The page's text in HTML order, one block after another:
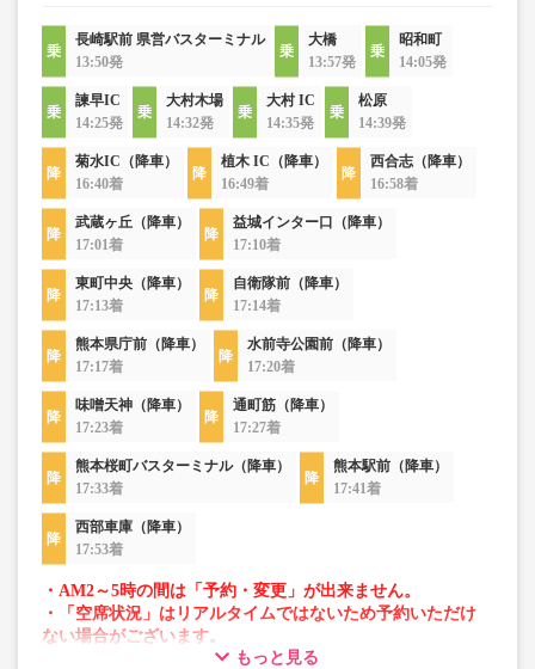
長崎駅前 県営バスターミナル
13:50発
大橋
13:57発
昭和町
14:05発
諫早IC
14:25発
大村木場
14:32発
大村 IC
14:35発
松原
14:39発
菊水IC（降車）
16:40着
植木 IC（降車）
16:49着
西合志（降車）
16:58着
武蔵ヶ丘（降車）
17:01着
益城インター口（降車）
17:10着
東町中央（降車）
17:13着
自衛隊前（降車）
17:14着
熊本県庁前（降車）
17:17着
水前寺公園前（降車）
17:20着
味噌天神（降車）
17:23着
通町筋（降車）
17:27着
熊本桜町バスターミナル（降車）
17:33着
熊本駅前（降車）
17:41着
西部車庫（降車）
17:53着
・AM2～5時の間は「予約・変更」が出来ません。
・「空席状況」はリアルタイムではないため予約いただけ
ない場合がございます。
・車両は予告なく変更となる場合がございます。これに伴
もっと見る